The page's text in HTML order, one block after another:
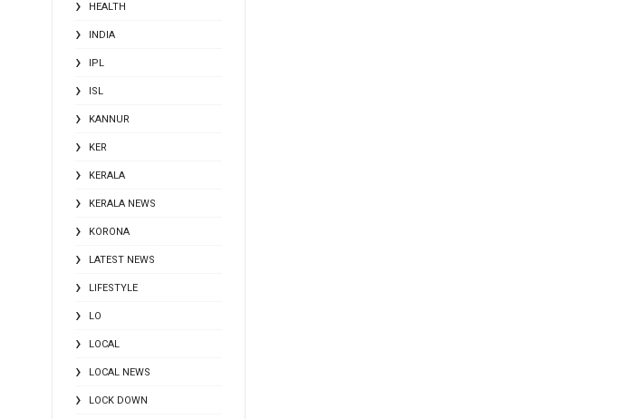
HEALTH
INDIA
IPL
ISL
KANNUR
KER
KERALA
KERALA NEWS
KORONA
LATEST NEWS
LIFESTYLE
LO
LOCAL
LOCAL NEWS
LOCK DOWN